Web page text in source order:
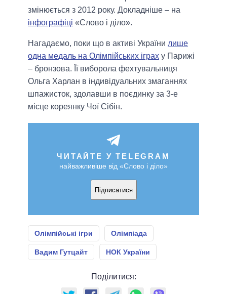
змінюється з 2012 року. Докладніше – на
інфографіці «Слово і діло».
Нагадаємо, поки що в активі України лише
одна медаль на Олімпійських іграх у Парижі
– бронзова. Її виборола фехтувальниця
Ольга Харлан в індивідуальних змаганнях
шпажисток, здолавши в поєдинку за 3-е
місце кореянку Чої Сібін.
ЧИТАЙТЕ У TELEGRAM
найважливіше від «Слово і діло»
Підписатися
Олімпійські ігри Олімпіада
Вадим Гутцайт НОК України
Поділитися: